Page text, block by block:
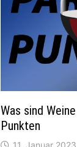
Was sind
Punkten